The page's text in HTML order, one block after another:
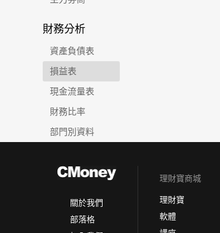
財務分析
資產負債表
損益表
現金流量表
財務比率
部門別資料
關於我們
部落格
理財寶商城
理財寶
軟體